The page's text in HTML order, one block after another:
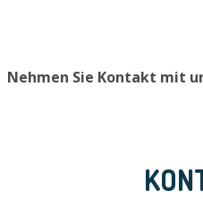
Nehmen Sie Kontakt mit